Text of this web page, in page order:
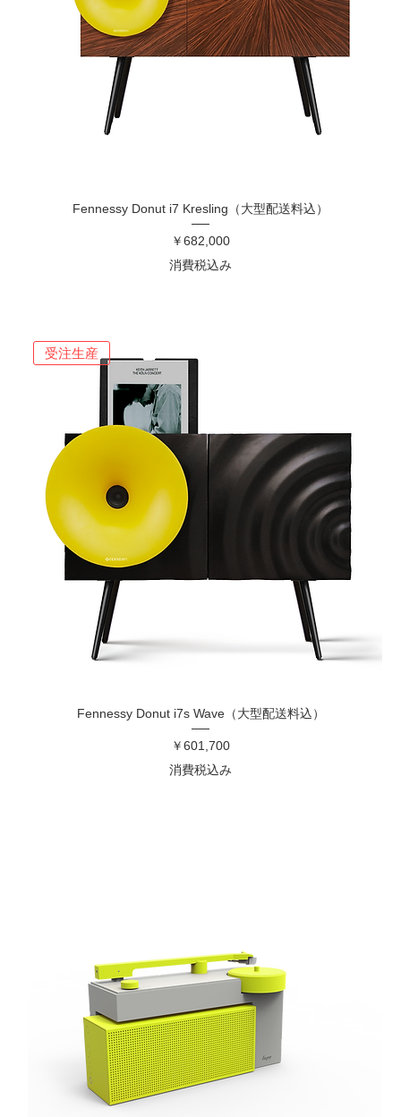
Fennessy Donut i7 Kresling（大型配送料込）
価格
￥682,000
消費税込み
受注生産
Fennessy Donut i7s Wave（大型配送料込）
価格
￥601,700
消費税込み